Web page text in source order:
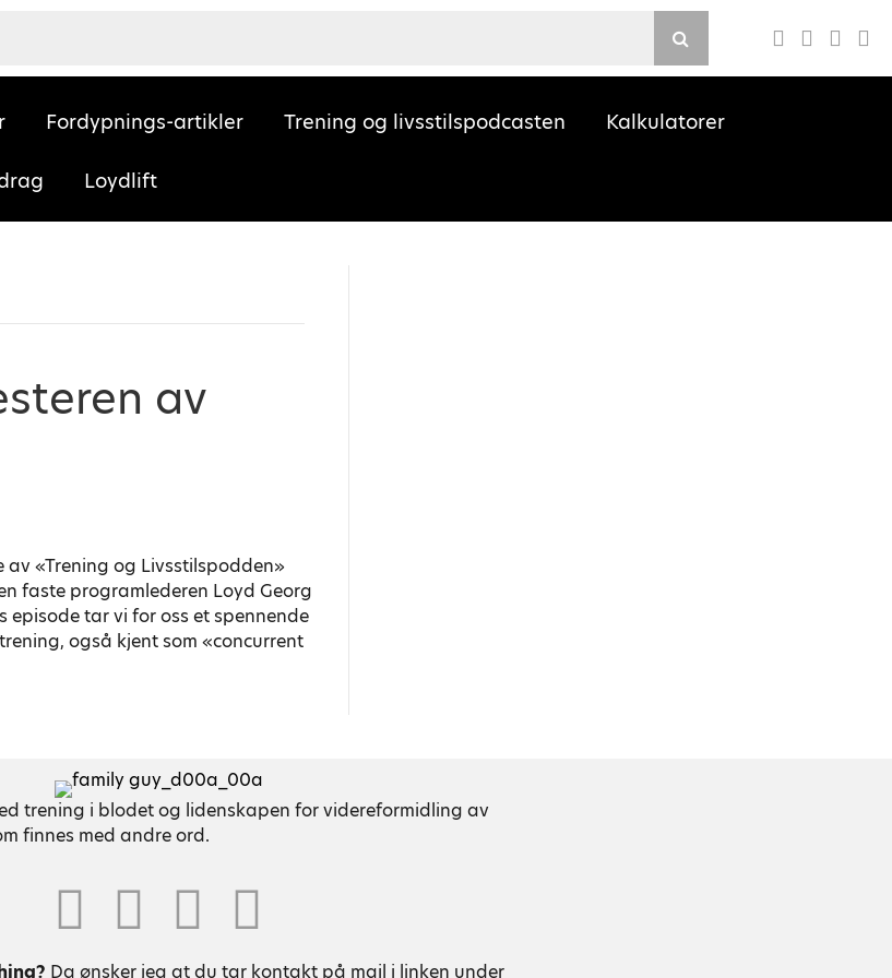
Youtube
Fordypnings-artikler Trening og livsstilspodcasten Kalkulatorer
Loydlift
av
av «Trening og Livsstilspodden»
faste programlederen Loyd Georg
episode tar vi for oss et spennende
også kjent som «concurrent
trening i blodet og lidenskapen for videreformidling av
finnes med andre ord.
Da ønsker jeg at du tar kontakt på mail i linken under